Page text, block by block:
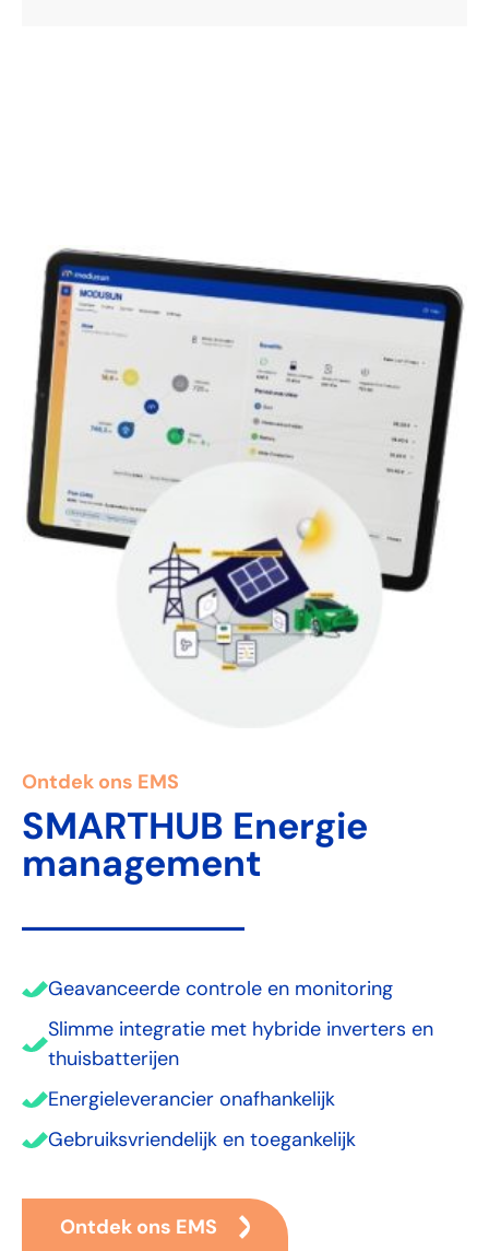
Ontdek ons EMS
SMARTHUB Energie
management
Geavanceerde controle en monitoring
Slimme integratie met hybride inverters en
thuisbatterijen
Energieleverancier onafhankelijk
Gebruiksvriendelijk en toegankelijk
Ontdek ons EMS